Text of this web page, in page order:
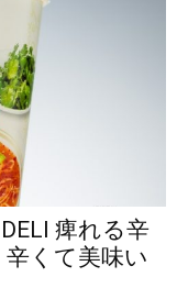
痺れる辛
くて美味い